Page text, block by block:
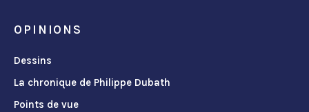
OPINIONS
Dessins
La chronique de Philippe Dubath
Points de vue